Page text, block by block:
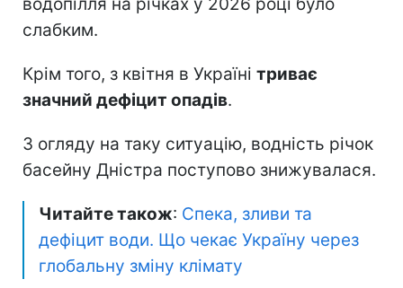
слабким.
Крім того, з квітня в Україні триває
значний дефіцит опадів.
З огляду на таку ситуацію, водність річок
басейну Дністра поступово знижувалася.
Читайте також: Спека, зливи та
дефіцит води. Що чекає Україну через
глобальну зміну клімату